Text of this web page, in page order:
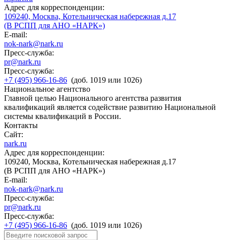
Адрес для корреспонденции:
109240, Москва, Котельническая набережная д.17
(В РСПП для АНО «НАРК»)
E-mail:
nok-nark@nark.ru
Пресс-служба:
pr@nark.ru
Пресс-служба:
+7 (495) 966-16-86 (доб. 1019 или 1026)
Национальное агентство
Главной целью Национального агентства развития
квалификаций является содействие развитию Национальной
системы квалификаций в России.
Контакты
Сайт:
nark.ru
Адрес для корреспонденции:
109240, Москва, Котельническая набережная д.17
(В РСПП для АНО «НАРК»)
E-mail:
nok-nark@nark.ru
Пресс-служба:
pr@nark.ru
Пресс-служба:
+7 (495) 966-16-86 (доб. 1019 или 1026)